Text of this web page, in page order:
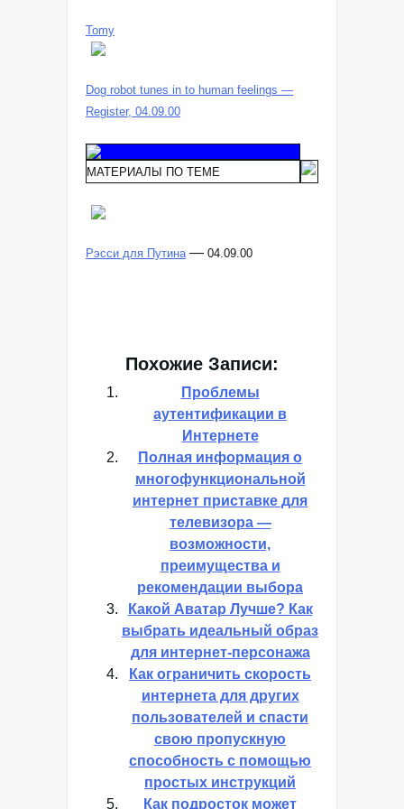
Tomy
Dog robot tunes in to human feelings —
Register, 04.09.00
МАТЕРИАЛЫ ПО ТЕМЕ
Рэсси для Путина — 04.09.00
Похожие Записи:
Проблемы
аутентификации в
Интернете
Полная информация о
многофункциональной
интернет приставке для
телевизора —
возможности,
преимущества и
рекомендации выбора
Какой Аватар Лучше? Как
выбрать идеальный образ
для интернет-персонажа
Как ограничить скорость
интернета для других
пользователей и спасти
свою пропускную
способность с помощью
простых инструкций
Как подросток может